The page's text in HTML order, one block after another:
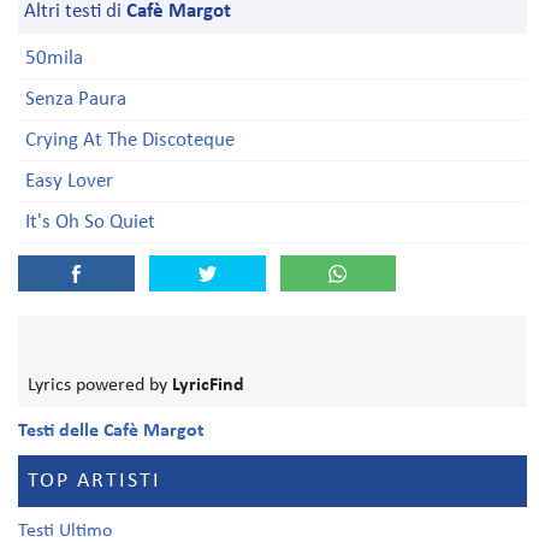
Altri testi di Cafè Margot
50mila
Senza Paura
Crying At The Discoteque
Easy Lover
It's Oh So Quiet
Lyrics powered by LyricFind
Testi delle Cafè Margot
TOP ARTISTI
Testi Ultimo